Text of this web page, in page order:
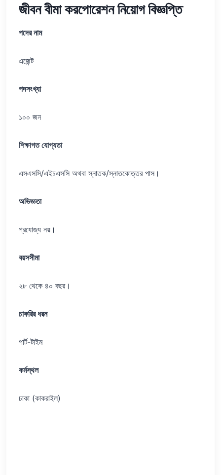
জীবন বীমা করপোরেশন নিয়োগ বিজ্ঞপ্তি
পদের নাম
এজেন্ট
পদসংখ্যা
১০০ জন
শিক্ষাগত যোগ্যতা
এসএসসি/এইচএসসি অথবা স্নাতক/স্নাতকোত্তর পাস।
অভিজ্ঞতা
প্রযোজ্য নয়।
বয়সসীমা
২৮ থেকে ৪০ বছর।
চাকরির ধরন
পার্ট-টাইম
কর্মস্থল
ঢাকা (কাকরাইল)